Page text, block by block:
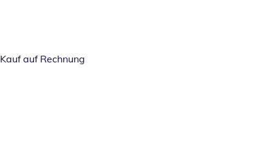
Kauf auf Rechnung